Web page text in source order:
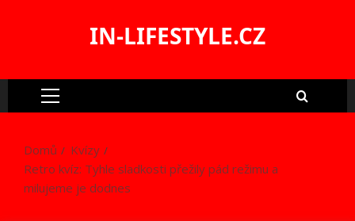
IN-LIFESTYLE.CZ
Primary
Domů
Kvízy
Retro kvíz: Tyhle sladkosti přežily pád režimu a
milujeme je dodnes